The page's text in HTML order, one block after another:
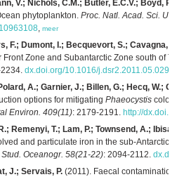
V.; Nichols, C.M.; Butler, E.C.V.; Boyd,
phytoplankton. Proc. Natl. Acad. Sci.
, meer
F.; Dumont, I.; Becquevort, S.; Cavagna,
Zone and Subantarctic Zone south of
dx.doi.org/10.1016/j.dsr2.2011.05.029
A.; Garnier, J.; Billen, G.; Hecq, W.;
options for mitigating Phaeocystis
Environ. 409(11): 2179-2191. http://
Remenyi, T.; Lam, P.; Townsend, A.;
and particulate iron in the sub-Antarctic
Oceanogr. 58(21-22): 2094-2112.
J.; Servais, P. (2011). Faecal